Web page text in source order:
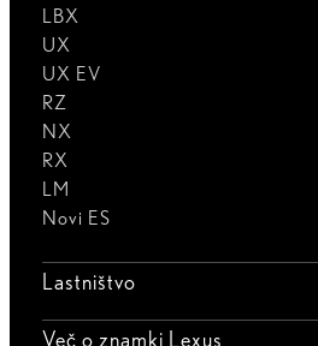
LBX
UX
UX EV
RZ
NX
RX
LM
Novi ES
Lastništvo
Več o znamki Lexus